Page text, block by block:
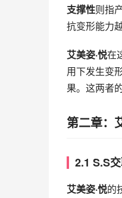
支撑性则指
抗变形能力
艾美姿·悦在
用下发生变
果。这两者
第二章：
2.1 S.S
艾美姿·悦的